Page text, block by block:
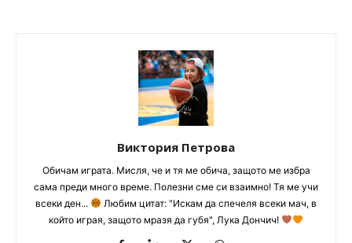
Виктория Петрова
Обичам играта. Мисля, че и тя ме обича, защото ме избра
сама преди много време. Полезни сме си взаимно! Тя ме учи
всеки ден...
Любим цитат: "Искам да спечеля всеки мач, в
който играя, защото мразя да губя", Лука Дончич!